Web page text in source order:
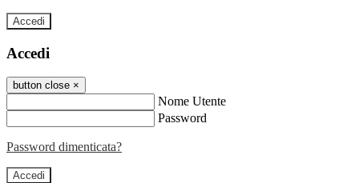
Accedi
Accedi
button close ×
Nome Utente
Password
Password dimenticata?